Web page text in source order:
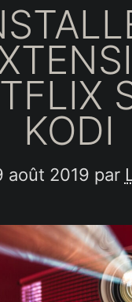
KODI
août 2019 par